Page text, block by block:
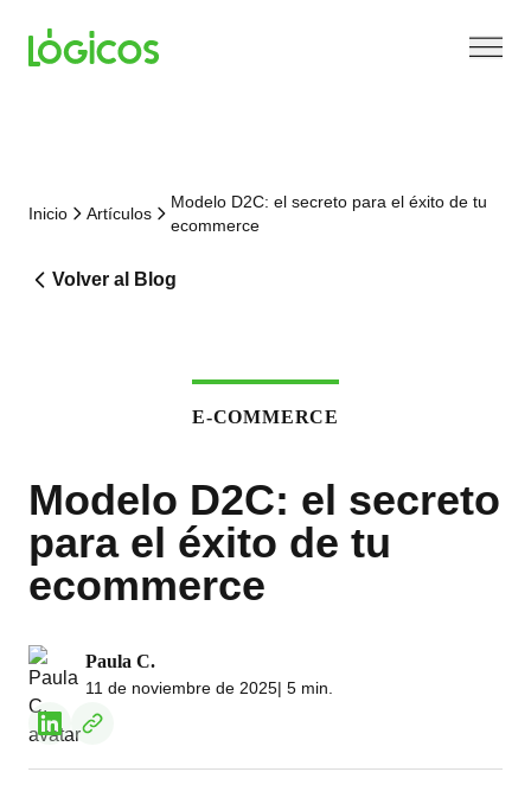
Inicio Artículos
Modelo D2C: el secreto para el éxito de tu
ecommerce
Volver al Blog
E-COMMERCE
Modelo D2C: el secreto
para el éxito de tu
ecommerce
Paula C.
11 de noviembre de 2025| 5 min.